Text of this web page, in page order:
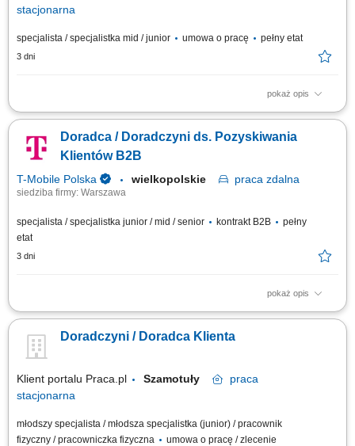
stacjonarna
specjalista / specjalistka mid / junior umowa o pracę pełny etat
3 dni
pokaż opis
Co będziesz robić? Twój start z Buddym: przez pierwsze 4 miesiące
wsparciu opiekuna wdrożenia i zespołu, Aktywna sprzedaż i doradztwo:
będziesz sprzedawać i doradzać klientom w wyborze najlepszych
Doradca / Doradczyni ds. Pozyskiwania
Klientów B2B
T-Mobile Polska wielkopolskie praca zdalna
siedziba firmy: Warszawa
specjalista / specjalistka junior / mid / senior kontrakt B2B
pełny
etat
3 dni
pokaż opis
Zadania, które na Ciebie czekają: Aktywne pozyskiwanie nowych klientów
odpowiedzialnych za decyzje zakupowe; Prowadzenie rozmów
handlowych, spotkań oraz negocjacji z klientami; Identyfikacja potrzeb
Doradczyni / Doradca Klienta
Klient portalu Praca.pl Szamotuły
praca
stacjonarna
młodszy specjalista / młodsza specjalistka (junior) / pracownik
fizyczny / pracowniczka fizyczna
umowa o pracę / zlecenie